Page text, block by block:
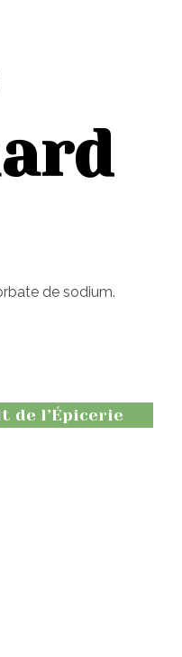
de sodium.
de l’Épicerie